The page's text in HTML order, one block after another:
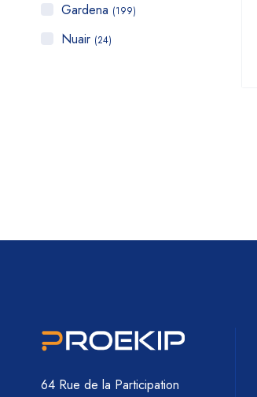
Gardena (199)
Nuair (24)
64 Rue de la Participation